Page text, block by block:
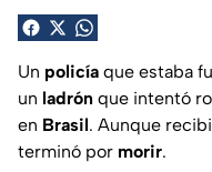
Un policía que estaba
un ladrón que intentó
en Brasil. Aunque
terminó por morir.